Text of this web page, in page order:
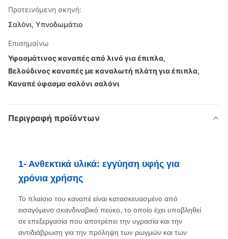
Προτεινόμενη σκηνή:
Σαλόνι, Υπνοδωμάτιο
Επισημαίνω
Υφασμάτινος καναπές από λινό για έπιπλα,
Βελούδινος καναπές με καναλωτή πλάτη για έπιπλα,
Καναπέ ύφασμα σαλόνι σαλόνι
Περιγραφή προϊόντων
1- Ανθεκτικά υλικά: εγγύηση υφής για
χρόνια χρήσης
Το πλαίσιο του καναπέ είναι κατασκευασμένο από
εισαγόμενο σκανδιναβικό πεύκο, το οποίο έχει υποβληθεί
σε επεξεργασία που αποτρέπει την υγρασία και την
αντιδιάβρωση για την πρόληψη των ρωγμών και των